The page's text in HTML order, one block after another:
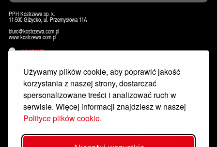
Używamy plików cookie, aby poprawić jakość
korzystania z naszej strony, dostarczać
spersonalizowane treści i analizować ruch w
serwisie. Więcej informacji znajdziesz w naszej
Polityce plików cookie.
PPH Kostrzewa sp. k.
11-500 Giżycko, ul. Przemysłowa 11A
biuro@kostrzewa.com.pl
www.kostrzewa.com.pl
KONTAKT
Wyrażam zgodę na przetwarzanie moich danych osobowych w celu dostarczania mi newslettera, w tym informacji